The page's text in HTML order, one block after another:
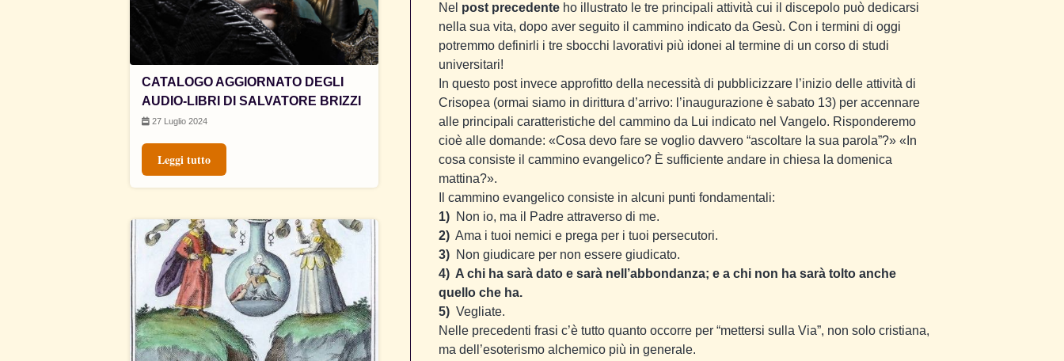
CATALOGO AGGIORNATO DEGLI
AUDIO-LIBRI DI SALVATORE BRIZZI
27 Luglio 2024
Leggi tutto
Nel post precedenteho illustrato le tre principali attività cui il discepolo può dedicarsi
nella sua vita, dopo aver seguito il cammino indicato da Gesù. Con i termini di oggi
potremmo definirli i tre sbocchi lavorativi più idonei al termine di un corso di studi
universitari!
In questo post invece approfitto della necessità di pubblicizzare l’inizio delle attività di
Crisopea (ormai siamo in dirittura d’arrivo: l’inaugurazione è sabato 13) per accennare
alle principali caratteristiche del cammino da Lui indicato nel Vangelo. Risponderemo
cioè alle domande: «Cosa devo fare se voglio davvero “ascoltare la sua parola”?» «In
cosa consiste il cammino evangelico? È sufficiente andare in chiesa la domenica
mattina?».
Il cammino evangelico consiste in alcuni punti fondamentali:
1)
Non io, ma il Padre attraverso di me.
2) Ama i tuoi nemici e prega per i tuoi persecutori.
3)
Non giudicare per non essere giudicato.
4) A chi ha sarà dato e sarà nell’abbondanza; e a chi non ha sarà tolto anche
quello che ha.
5) Vegliate.
Nelle precedenti frasi c’è tutto quanto occorre per “mettersi sulla Via”, non solo cristiana,
ma dell’esoterismo alchemico più in generale.